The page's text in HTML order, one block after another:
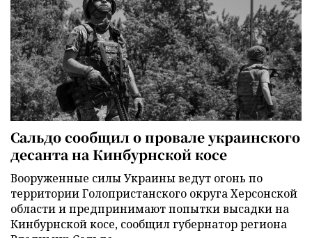
Сальдо сообщил о провале украинского
десанта на Кинбурнской косе
Вооруженные силы Украины ведут огонь по
территории Голопристанского округа Херсонской
области и предпринимают попытки высадки на
Кинбурнской косе, сообщил губернатор региона